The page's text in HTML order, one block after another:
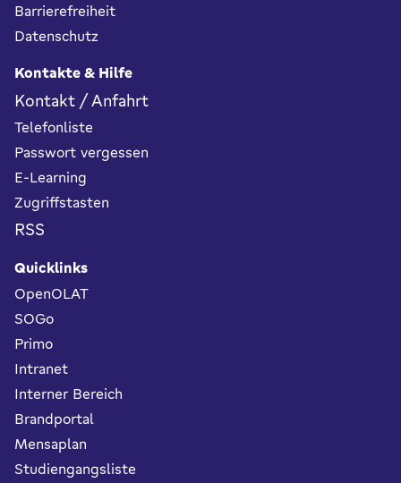
Barrierefreiheit
Datenschutz
Kontakte & Hilfe
Kontakt / Anfahrt
Telefonliste
Passwort vergessen
E-Learning
Zugriffstasten
RSS
Quicklinks
OpenOLAT
SOGo
Primo
Intranet
Interner Bereich
Brandportal
Mensaplan
Studiengangsliste